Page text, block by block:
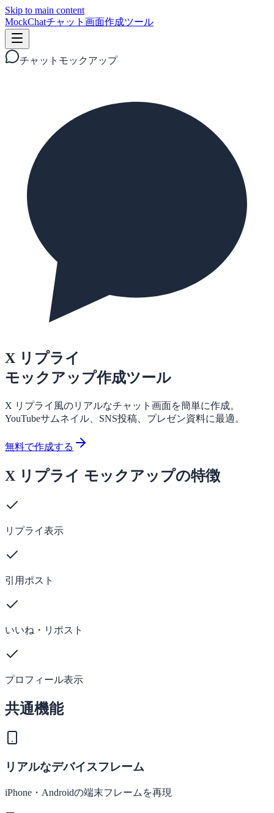
Skip to main content
MockChatチャット画面作成ツール
チャットモックアップ
X リプライ
モックアップ作成ツール
X リプライ風のリアルなチャット画面を簡単に作成。
YouTubeサムネイル、SNS投稿、プレゼン資料に最適。
無料で作成する
X リプライ モックアップの特徴
リプライ表示
引用ポスト
いいね・リポスト
プロフィール表示
共通機能
リアルなデバイスフレーム
iPhone・Androidの端末フレームを再現